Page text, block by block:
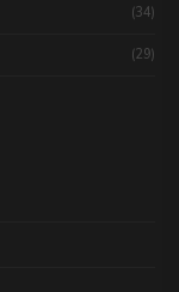
(34)
(29)